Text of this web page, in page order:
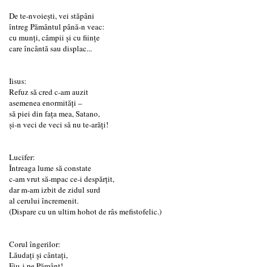
De te-nvoieşti, vei stăpâni
întreg Pământul până-n veac:
cu munţi, câmpii şi cu fiinţe
care încântă sau displac...
Iisus:
Refuz să cred c-am auzit
asemenea enormităţi –
să piei din faţa mea, Satano,
şi-n veci de veci să nu te-arăţi!
Lucifer:
Întreaga lume să constate
c-am vrut să-mpac ce-i despărţit,
dar m-am izbit de zidul surd
al cerului încremenit.
(Dispare cu un ultim hohot de râs mefistofelic.)
Corul îngerilor:
Lăudaţi şi cântaţi,